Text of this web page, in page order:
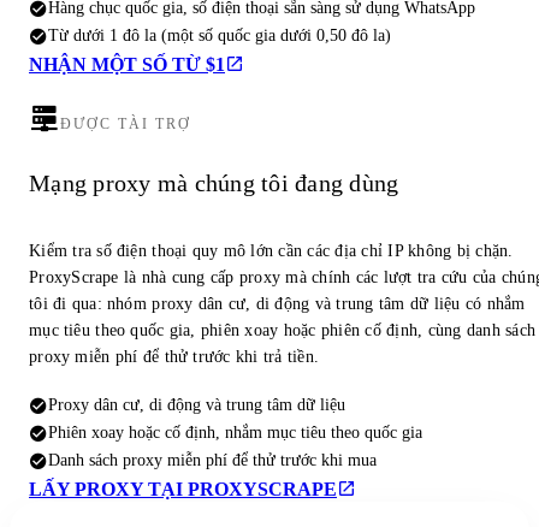
Hàng chục quốc gia, số điện thoại sẵn sàng sử dụng WhatsApp
Từ dưới 1 đô la (một số quốc gia dưới 0,50 đô la)
NHẬN MỘT SỐ TỪ $1
ĐƯỢC TÀI TRỢ
Mạng proxy mà chúng tôi đang dùng
Kiểm tra số điện thoại quy mô lớn cần các địa chỉ IP không bị chặn.
ProxyScrape là nhà cung cấp proxy mà chính các lượt tra cứu của
tôi đi qua: nhóm proxy dân cư, di động và trung tâm dữ liệu có nhắm
mục tiêu theo quốc gia, phiên xoay hoặc phiên cố định, cùng danh sách
proxy miễn phí để thử trước khi trả tiền.
Proxy dân cư, di động và trung tâm dữ liệu
Phiên xoay hoặc cố định, nhắm mục tiêu theo quốc gia
Danh sách proxy miễn phí để thử trước khi mua
LẤY PROXY TẠI PROXYSCRAPE